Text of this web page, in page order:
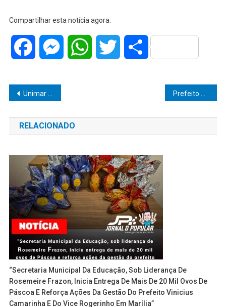
Compartilhar esta notícia agora:
Facebook MessengerWhatsAppTwitter Share
Navegação
de
Post
Unimar inicia 2026 com Imersão Pedagógica, alinhamento institucional e celebra 70 anos de história
RELACIONADO
“Secretaria Municipal Da Educação, Sob Liderança De
Rosemeire Frazon, Inicia Entrega De Mais De 20 Mil Ovos De
Páscoa E Reforça Ações Da Gestão Do Prefeito Vinicius
Camarinha E Do Vice Rogerinho Em Marília”